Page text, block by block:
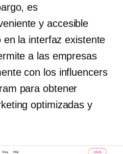
es
y accesible
la interfaz existente
a las empresas
con los influencers
para obtener
optimizadas y